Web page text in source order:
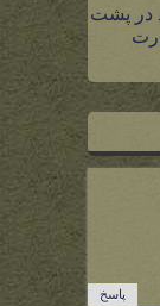
در پشت
پاسخ